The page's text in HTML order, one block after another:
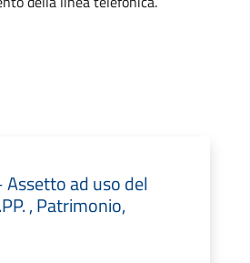
Assetto ad uso del
, Patrimonio,